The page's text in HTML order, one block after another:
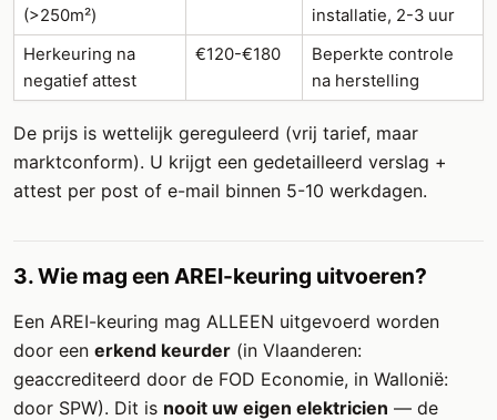
(>250m²)
installatie, 2-3 uur
Herkeuring na
negatief attest
€120-€180
Beperkte controle
na herstelling
De prijs is wettelijk gereguleerd (vrij tarief, maar
marktconform). U krijgt een gedetailleerd verslag +
attest per post of e-mail binnen 5-10 werkdagen.
3. Wie mag een AREI-keuring uitvoeren?
Een AREI-keuring mag ALLEEN uitgevoerd worden
door een erkend keurder (in Vlaanderen:
geaccrediteerd door de FOD Economie, in Wallonië:
door SPW). Dit is nooit uw eigen elektricien — de